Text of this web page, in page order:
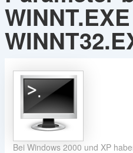
Bei Windows 2000 und XP